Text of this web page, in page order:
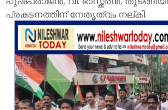
പ്രകടനത്തിന് നേതൃത്വം നല്കി.